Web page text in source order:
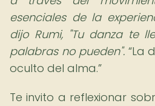
esenciales de la
dijo Rumi, "Tu danza te
palabras no pueden". La
oculto del alma.
Te invito a reflexionar